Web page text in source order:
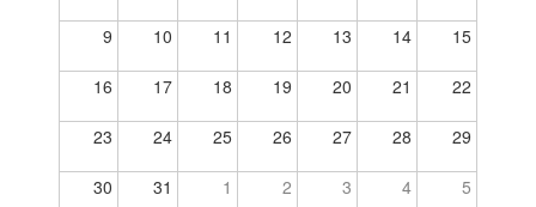
9 10 11 12 13 14 15
16 17 18 19 20 21 22
23 24 25 26 27 28 29
30 31 1 2 3 4 5